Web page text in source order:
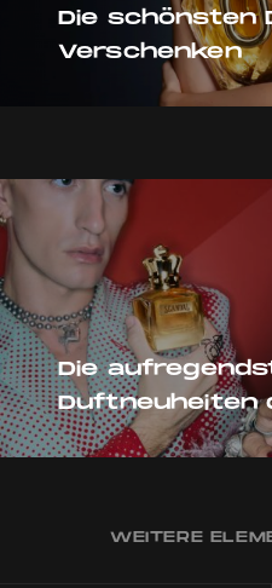
Die schönsten
Verschenken
Die
Duftneuheiten
WEITERE